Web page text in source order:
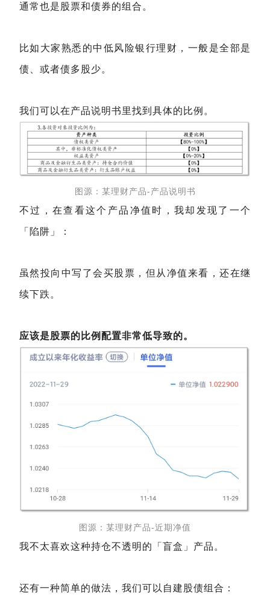
通常也是股票和债券的组合。
比如大家熟悉的中低风险银行理财，一般是全部是
债、或者债多股少。
我们可以在产品说明书里找到具体的比例。
图源：某理财产品-产品说明书
不过，在查看这个产品净值时，我却发现了一个
「陷阱」：
虽然投向中写了会买股票，但从净值来看，还在继
续下跌。
应该是股票的比例配置非常低导致的。
图源：某理财产品-近期净值
我不太喜欢这种持仓不透明的「盲盒」产品。
还有一种简单的做法，我们可以自建股债组合：